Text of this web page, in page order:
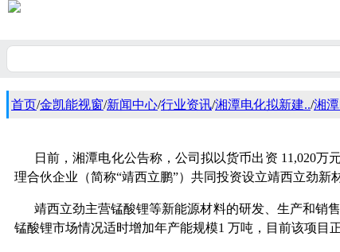
首页/金凯能视窗/新闻中心/行业资讯/湘潭电化拟新建../湘
日前，湘潭电化公告称，公司拟以货币出资 11,020
理合伙企业（简称“靖西立鹏”）共同投资设立靖西立劲新
靖西立劲主营锰酸锂等新能源材料的研发、生产和销
锰酸锂市场情况适时增加年产能规模1 万吨，目前该项目